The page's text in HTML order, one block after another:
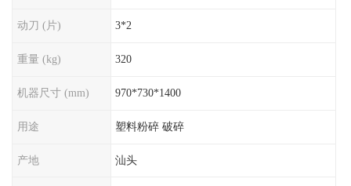
动刀 (片) 3*2
重量 (kg) 320
机器尺寸 (mm) 970*730*1400
用途 塑料粉碎 破碎
产地 汕头